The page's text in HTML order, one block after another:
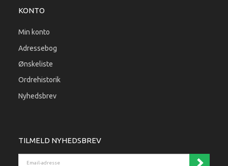
KONTO
Min konto
Adressebog
Ønskeliste
Ordrehistorik
Nyhedsbrev
TILMELD NYHEDSBREV